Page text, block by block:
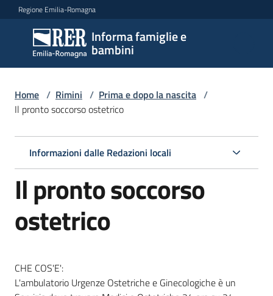
Vai al contenuto
Vai alla navigazione
Vai al footer
Regione Emilia-Romagna
Informa famiglie e
bambini
Informa
famiglie
e
bambini
Argomenti
Servizi
Centri
famiglie
Home / Rimini / Prima e dopo la nascita /
Il pronto soccorso ostetrico
Informazioni dalle Redazioni locali
Il pronto soccorso
ostetrico
CHE COS'E':
L'ambulatorio Urgenze Ostetriche e Ginecologiche è un